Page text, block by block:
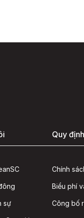
sự
Quy
Chính
Biểu phí
Công bố